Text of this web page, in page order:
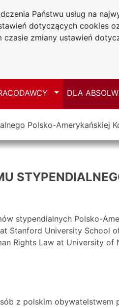
Państwu usług na
dotyczących cookies
zmiany ustawień
Mapa serwisu
Przełącz
DLA
Polsko-Amerykańskiej
stypendialnych Polsko-
Stanford University School
Rights Law at University
z polskim